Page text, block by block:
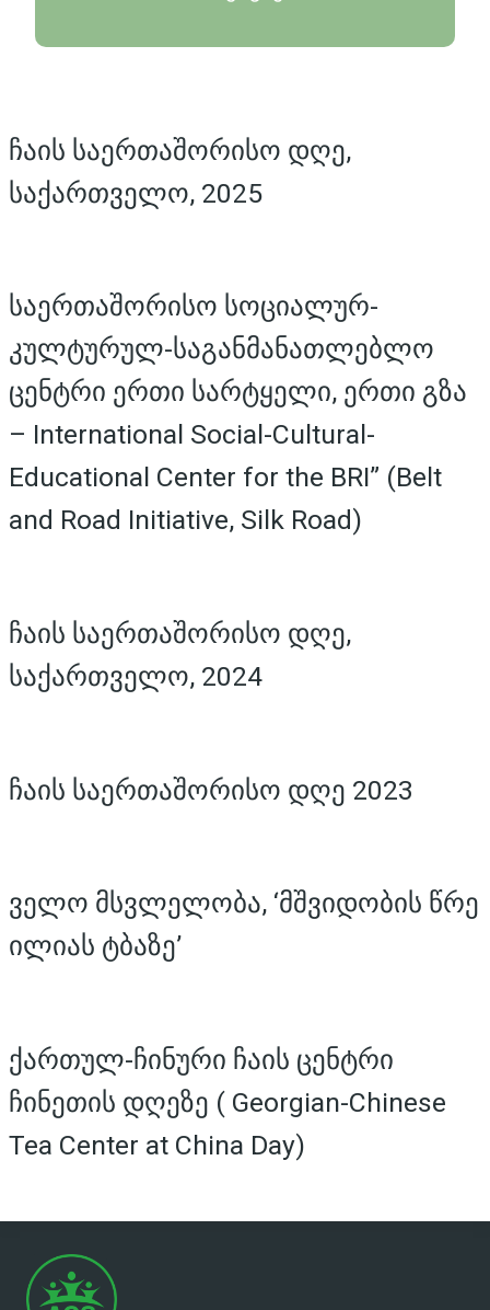
ჩაის საერთაშორისო დღე,
საქართველო, 2025
საერთაშორისო სოციალურ-
კულტურულ-საგანმანათლებლო
ცენტრი ერთი სარტყელი, ერთი გზა
– International Social-Cultural-
Educational Center for the BRI” (Belt
and Road Initiative, Silk Road)
ჩაის საერთაშორისო დღე,
საქართველო, 2024
ჩაის საერთაშორისო დღე 2023
ველო მსვლელობა, ‘მშვიდობის წრე
ილიას ტბაზე’
ქართულ-ჩინური ჩაის ცენტრი
ჩინეთის დღეზე ( Georgian-Chinese
Tea Center at China Day)